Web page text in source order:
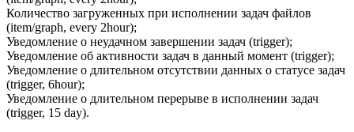
Количество загруженных при исполнении задач файлов
(item/graph, every 2hour);
Уведомление о неудачном завершении задач (trigger);
Уведомление об активности задач в данный момент (trigger);
Уведомление о длительном отсутствии данных о статусе задач
(trigger, 6hour);
Уведомление о длительном перерыве в исполнении задач
(trigger, 15 day).